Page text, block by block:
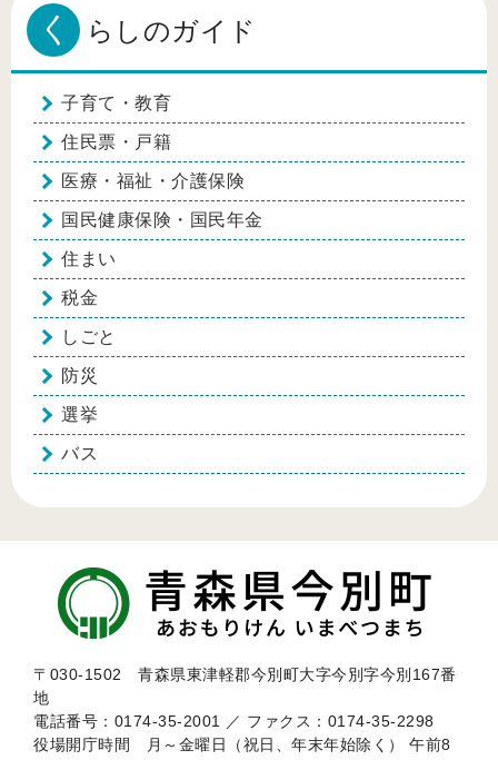
く らしのガイド
子育て・教育
住民票・戸籍
医療・福祉・介護保険
国民健康保険・国民年金
住まい
税金
しごと
防災
選挙
バス
〒030-1502 青森県東津軽郡今別町大字今別字今別167番
地
電話番号：0174-35-2001 ／ ファクス：0174-35-2298
役場開庁時間 月～金曜日（祝日、年末年始除く） 午前8